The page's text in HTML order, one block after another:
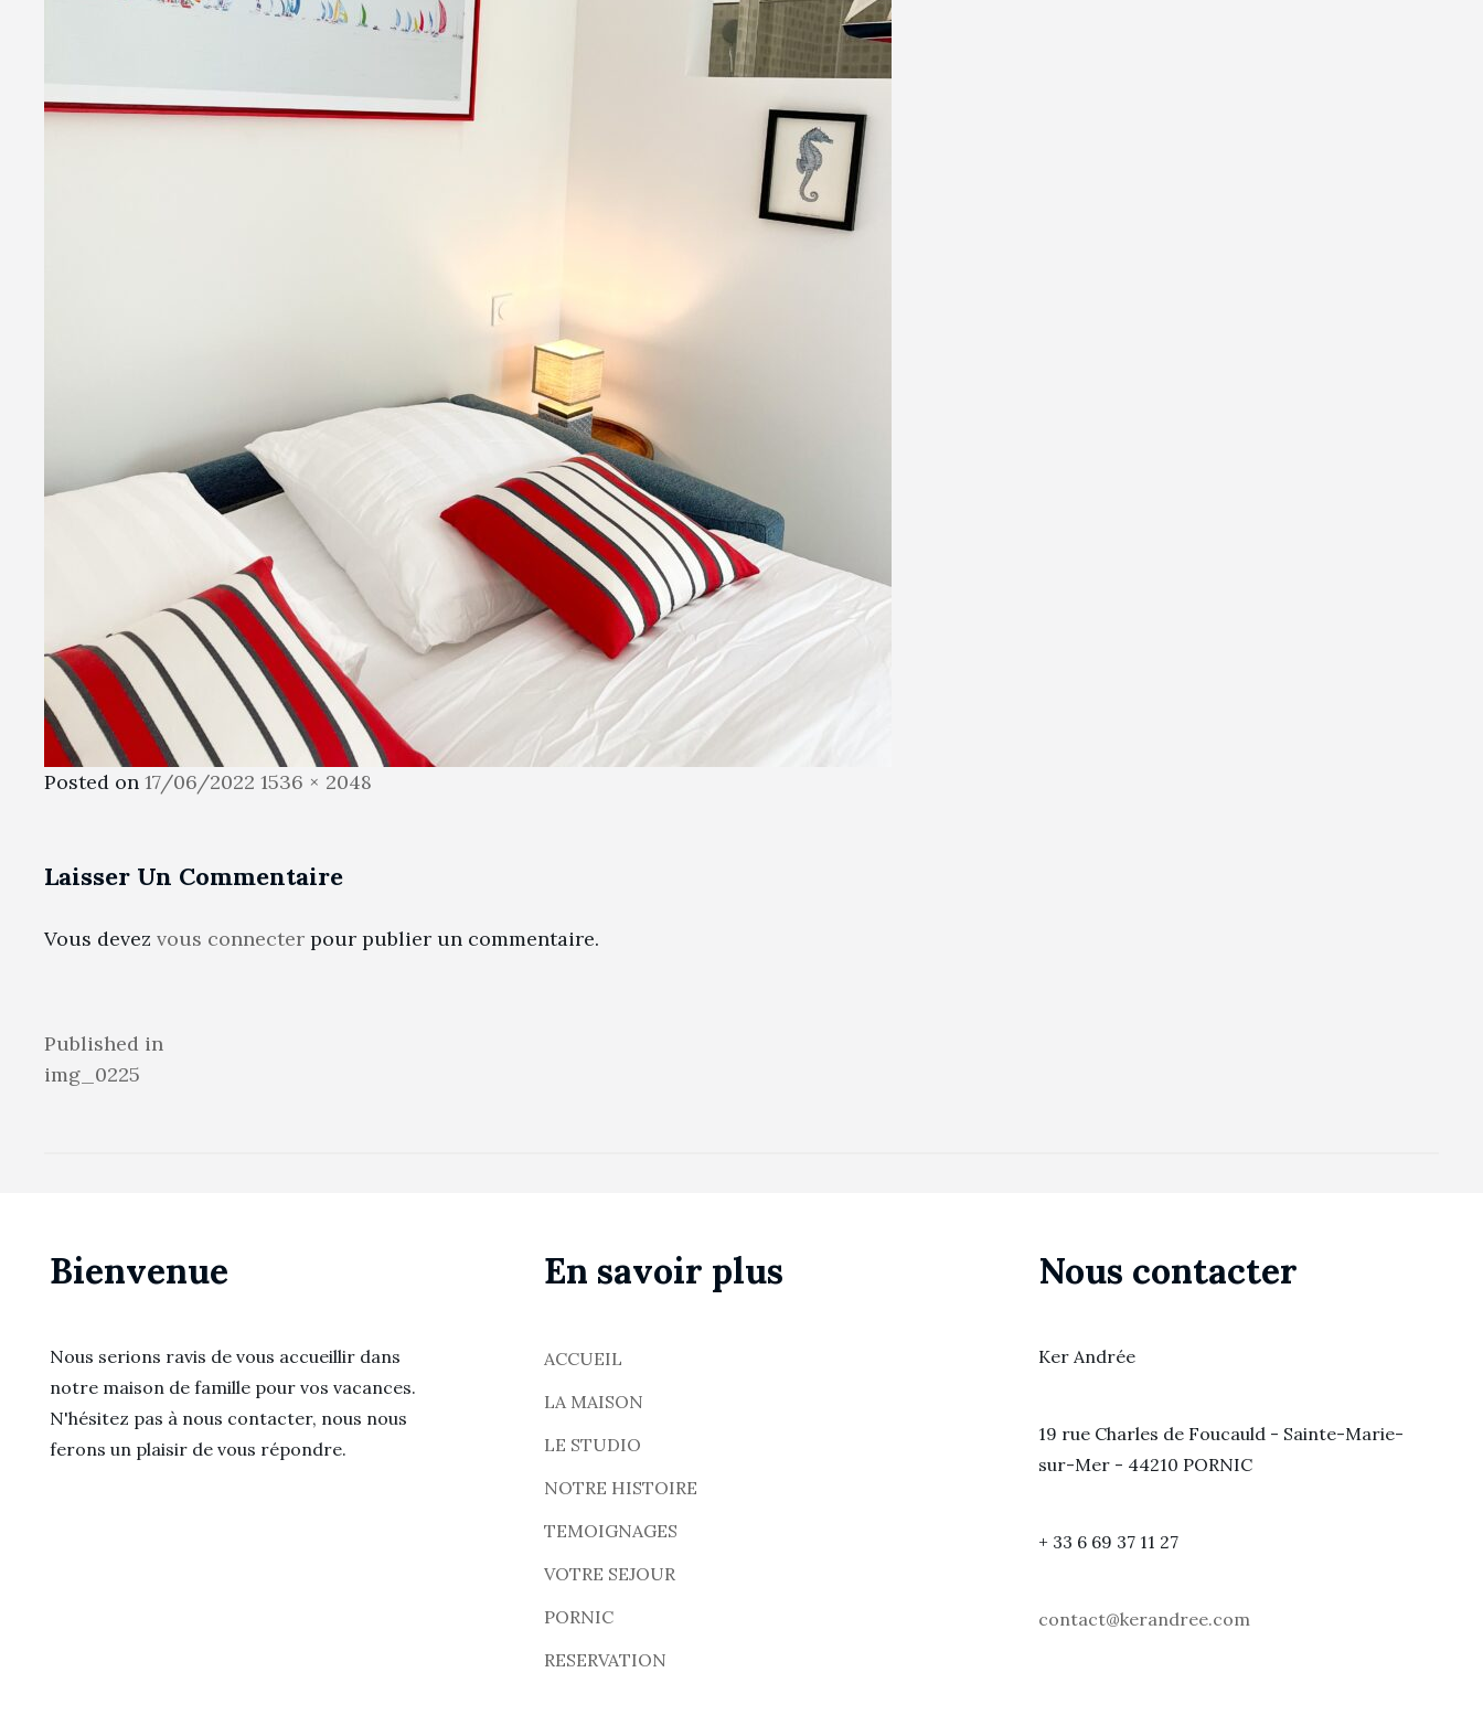
Posted on Posted
17/06/2022 Full
1536 × 2048
Laisser Un Commentaire
Vous devez vous connecter pour publier un commentaire.
Navigation
de
Published in
img_0225
Bienvenue
Nous serions ravis de vous accueillir dans
notre maison de famille pour vos vacances.
N'hésitez pas à nous contacter, nous nous
ferons un plaisir de vous répondre.
En savoir plus
ACCUEIL
LA MAISON
LE STUDIO
NOTRE HISTOIRE
TEMOIGNAGES
VOTRE SEJOUR
PORNIC
RESERVATION
Nous contacter
Ker Andrée
19 rue Charles de Foucauld - Sainte-Marie-
sur-Mer - 44210 PORNIC
+ 33 6 69 37 11 27
contact@kerandree.com